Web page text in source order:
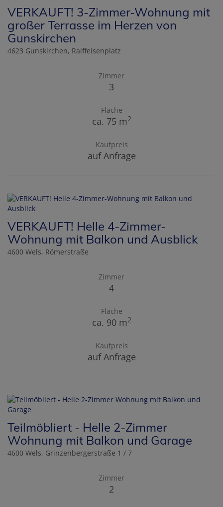
VERKAUFT! 3-Zimmer-Wohnung mit
großer Terrasse im Herzen von
Gunskirchen
4623 Gunskirchen, Raiffeisenplatz
Zimmer
3
Fläche
ca. 75 m2
Kaufpreis
auf Anfrage
VERKAUFT! Helle 4-Zimmer-
Wohnung mit Balkon und Ausblick
4600 Wels, Römerstraße
Zimmer
4
Fläche
ca. 90 m2
Kaufpreis
auf Anfrage
Teilmöbliert - Helle 2-Zimmer
Wohnung mit Balkon und Garage
4600 Wels, Grinzenbergerstraße 1 / 7
Zimmer
2